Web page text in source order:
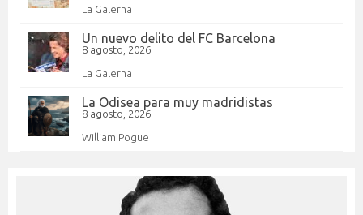
La Galerna
Un nuevo delito del FC Barcelona
8 agosto, 2026
La Galerna
La Odisea para muy madridistas
8 agosto, 2026
William Pogue